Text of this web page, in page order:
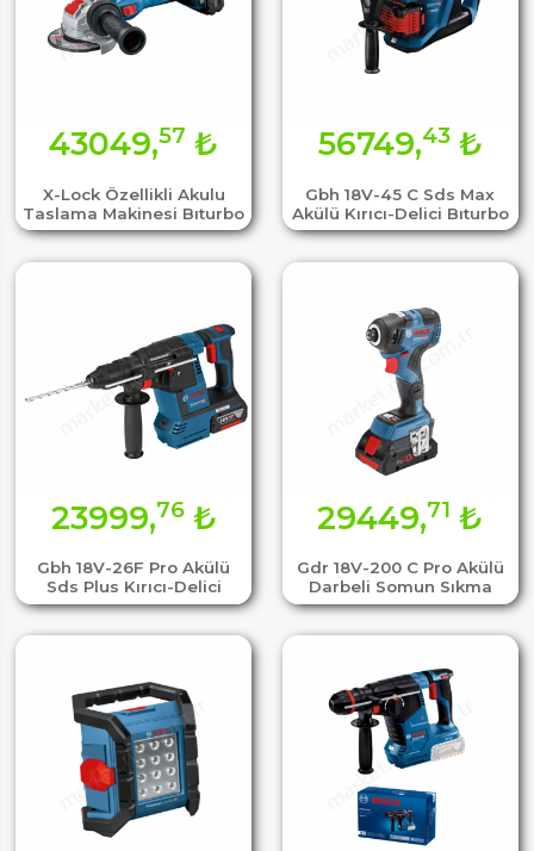
X-Lock Özellikli Akulu
Taslama Makinesi Bıturbo
43049,57 ₺
Gbh 18V-45 C Sds Max
Akülü Kırıcı-Delici Bıturbo
56749,43₺
Gbh 18V-26F Pro Akülü
Sds Plus Kırıcı-Delici
23999,76₺
Gdr 18V-200 C Pro Akülü
Darbeli Somun Sıkma
29449,71 ₺